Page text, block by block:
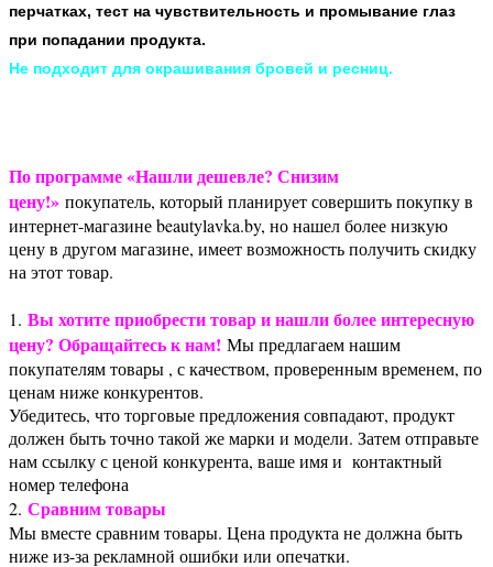
перчатках, тест на чувствительность и промывание глаз
при попадании продукта.
Не подходит для окрашивания бровей и ресниц.
По программе «Нашли дешевле? Снизим
цену!» покупатель, который планирует совершить покупку в
интернет-магазине beautylavka.by, но нашел более низкую
цену в другом магазине, имеет возможность получить скидку
на этот товар.
1. Вы хотите приобрести товар и нашли более интересную
цену? Обращайтесь к нам! Мы предлагаем нашим
покупателям товары , с качеством, проверенным временем, по
ценам ниже конкурентов.
Убедитесь, что торговые предложения совпадают, продукт
должен быть точно такой же марки и модели. Затем отправьте
нам ссылку с ценой конкурента, ваше имя и контактный
номер телефона
2. Сравним товары
Мы вместе сравним товары. Цена продукта не должна быть
ниже из-за рекламной ошибки или опечатки.